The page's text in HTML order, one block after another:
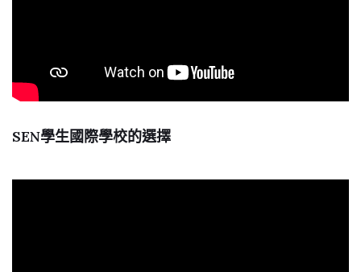
SEN學生國際學校的選擇